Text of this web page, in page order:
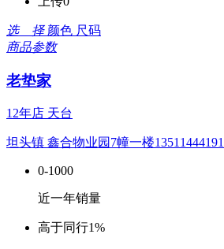
选 择 颜色 尺码
商品参数
老垫家
12年店 天台
坦头镇 鑫合物业园7幢一楼13511444191
0-1000
近一年销量
高于同行1%